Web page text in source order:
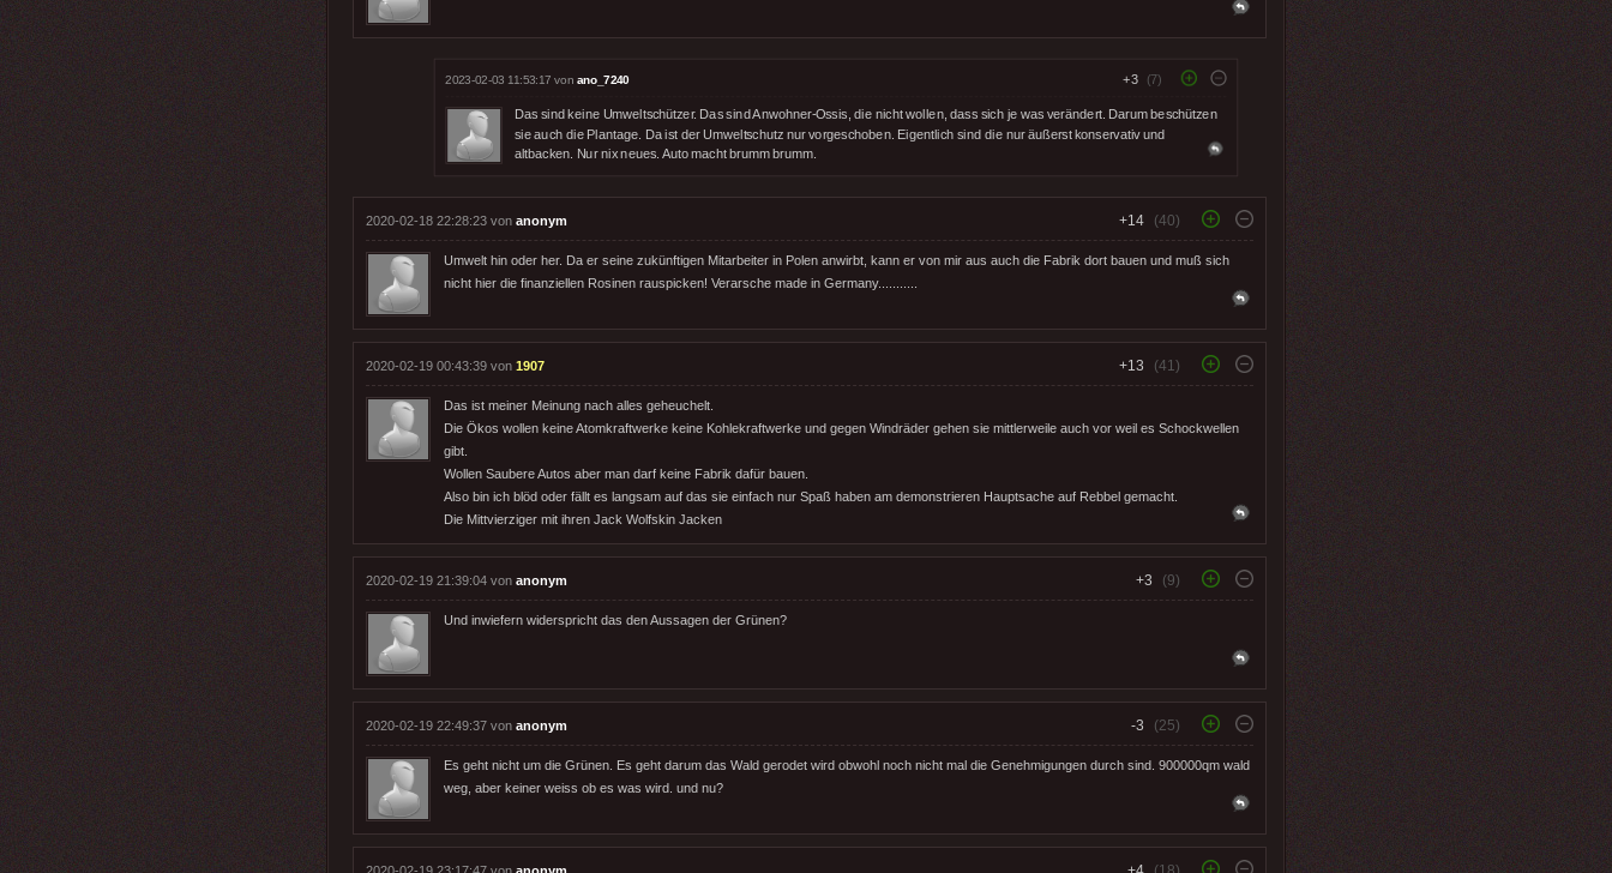
2023-02-03 11:53:17 von ano_7240 +3 (7)
Das sind keine Umweltschützer. Das sind Anwohner-Ossis, die nicht wollen, dass sich je was verändert. Darum beschützen
sie auch die Plantage. Da ist der Umweltschutz nur vorgeschoben. Eigentlich sind die nur äußerst konservativ und
altbacken. Nur nix neues. Auto macht brumm brumm.
2020-02-18 22:28:23 von anonym +14 (40)
Umwelt hin oder her. Da er seine zukünftigen Mitarbeiter in Polen anwirbt, kann er von mir aus auch die Fabrik dort bauen und muß sich
nicht hier die finanziellen Rosinen rauspicken! Verarsche made in Germany...........
2020-02-19 00:43:39 von 1907 +13 (41)
Das ist meiner Meinung nach alles geheuchelt.
Die Ökos wollen keine Atomkraftwerke keine Kohlekraftwerke und gegen Windräder gehen sie mittlerweile auch vor weil es Schockwellen
gibt.
Wollen Saubere Autos aber man darf keine Fabrik dafür bauen.
Also bin ich blöd oder fällt es langsam auf das sie einfach nur Spaß haben am demonstrieren Hauptsache auf Rebbel gemacht.
Die Mittvierziger mit ihren Jack Wolfskin Jacken
2020-02-19 21:39:04 von anonym +3 (9)
Und inwiefern widerspricht das den Aussagen der Grünen?
2020-02-19 22:49:37 von anonym -3 (25)
Es geht nicht um die Grünen. Es geht darum das Wald gerodet wird obwohl noch nicht mal die Genehmigungen durch sind. 900000qm wald
weg, aber keiner weiss ob es was wird. und nu?